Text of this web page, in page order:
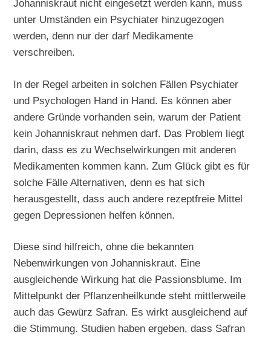
Johanniskraut nicht eingesetzt werden kann, muss
unter Umständen ein Psychiater hinzugezogen
werden, denn nur der darf Medikamente
verschreiben.
In der Regel arbeiten in solchen Fällen Psychiater
und Psychologen Hand in Hand. Es können aber
andere Gründe vorhanden sein, warum der Patient
kein Johanniskraut nehmen darf. Das Problem liegt
darin, dass es zu Wechselwirkungen mit anderen
Medikamenten kommen kann. Zum Glück gibt es für
solche Fälle Alternativen, denn es hat sich
herausgestellt, dass auch andere rezeptfreie Mittel
gegen Depressionen helfen können.
Diese sind hilfreich, ohne die bekannten
Nebenwirkungen von Johanniskraut. Eine
ausgleichende Wirkung hat die Passionsblume. Im
Mittelpunkt der Pflanzenheilkunde steht mittlerweile
auch das Gewürz Safran. Es wirkt ausgleichend auf
die Stimmung. Studien haben ergeben, dass Safran